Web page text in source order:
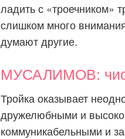
ладить с «троечником»
слишком много
думают другие.
МУСАЛИМОВ:
Тройка оказывает
дружелюбными и
коммуникабельными и